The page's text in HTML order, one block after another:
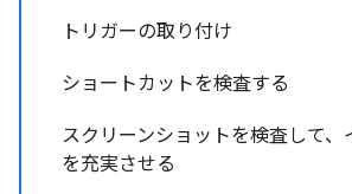
トリガーの取り付け
ショートカットを検査する
スクリーンショットを検査して、
を充実させる